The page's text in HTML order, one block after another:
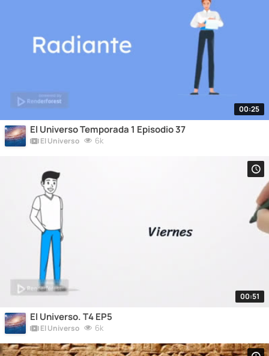
00:25
El Universo Temporada 1 Episodio 37
El Universo 6k
00:51
El Universo. T4 EP5
El Universo 6k